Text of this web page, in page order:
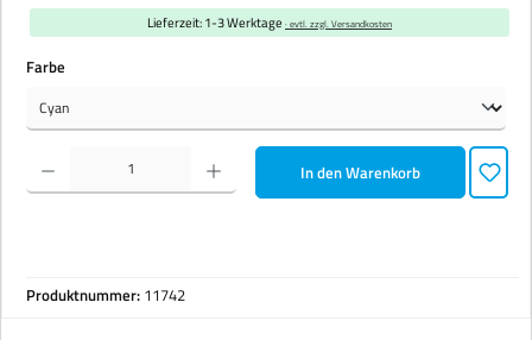
Lieferzeit: 1-3 Werktage · evtl. zzgl. Versandkosten
Farbe
Produkt Anzahl: Gib den gewünschten Wert ein oder benutze die Schaltflächen um die Anzahl zu
In den Warenkorb
Produktnummer: 11742